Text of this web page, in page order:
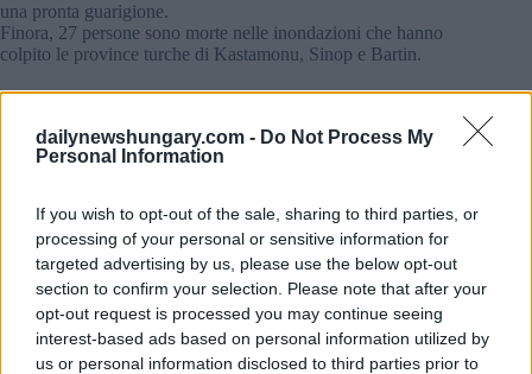
dailynewshungary.com - Do Not Process My
Personal Information
If you wish to opt-out of the sale, sharing to third parties, or
processing of your personal or sensitive information for
targeted advertising by us, please use the below opt-out
section to confirm your selection. Please note that after your
opt-out request is processed you may continue seeing
interest-based ads based on personal information utilized by
us or personal information disclosed to third parties prior to
una pronta guarigione.
Finora, 27 persone sono morte nelle inondazioni che hanno
colpito le province turche di Kastamonu, Sinop e Bartin.
Fonte: MTI
natura #parlamento ungherese
presidente della Camera #turchia #ungheria
Leave a Reply
Your email address will not be published. Required fields are marked
Name*